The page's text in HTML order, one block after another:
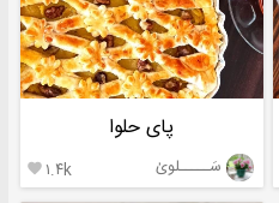
پای حلوا
سَـــــلویٰ ۱.۴k 